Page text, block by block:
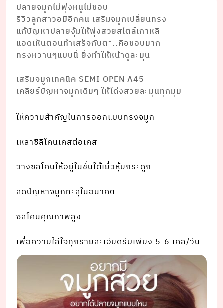
ปลายจมูกไม่พุ่งหนูไม่ชอบ
รีวิวลูกสาวอมิอีกคน เสริมจมูกเปลี่ยนทรง
แก้ปัญหาปลายงุ้มให้พุ่งสวยสไตล์เกาหลี
แอดเห็นตอนทำเสร็จกับตา..คือชอบมาก
ทรงหวานๆแบบนี้ ยิ่งทำให้หน้าดูละมุน
เสริมจมูกเทคนิค SEMI OPEN A45
เคลียร์ปัญหาจมูกเดิมๆ ให้โด่งสวยละมุนทุกมุม
ให้ความสำคัญในการออกแบบทรงจมูก
เหลาซิลิโคนเคสต่อเคส
วางซิลิโคนให้อยู่ในชั้นใต้เยื่อหุ้มกระดูก
ลดปัญหาจมูกทะลุในอนาคต
ซิลิโคนคุณภาพสูง
เพื่อความใส่ใจทุกรายละเอียดรับเพียง 5-6 เคส/วัน